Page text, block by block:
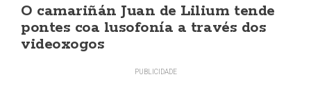
O camariñán Juan de Lilium tende
pontes coa lusofonía a través dos
videoxogos